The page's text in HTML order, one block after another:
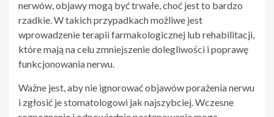
nerwów, objawy mogą być trwałe, choć jest to bardzo
rzadkie. W takich przypadkach możliwe jest
wprowadzenie terapii farmakologicznej lub rehabilitacji,
które mają na celu zmniejszenie dolegliwości i poprawę
funkcjonowania nerwu.
Ważne jest, aby nie ignorować objawów porażenia nerwu
i zgłosić je stomatologowi jak najszybciej. Wczesne